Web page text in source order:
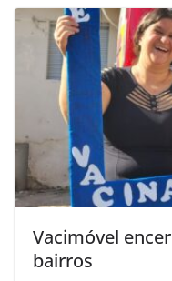
Vacimóvel
bairros